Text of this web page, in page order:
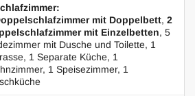
gibt es eine schöne Terrasse mit
ein Untergeschoss, die gegen
mit Doppelbett, 2
mit Einzelbetten, 5
mit Dusche und Toilette, 1
1 Separate Küche, 1
1 Speisezimmer, 1